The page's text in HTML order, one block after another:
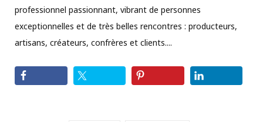
professionnel passionnant, vibrant de personnes
exceptionnelles et de très belles rencontres : producteurs,
artisans, créateurs, confrères et clients....